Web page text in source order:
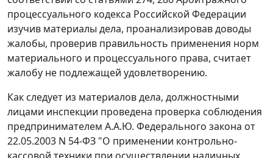
процессуального кодекса Российской Федерации
изучив материалы дела, проанализировав доводы
жалобы, проверив правильность применения норм
материального и процессуального права, считает
жалобу не подлежащей удовлетворению.
Как следует из материалов дела, должностными
лицами инспекции проведена проверка соблюдения
предпринимателем А.А.Ю. Федерального закона от
22.05.2003 N 54-ФЗ "О применении контрольно-